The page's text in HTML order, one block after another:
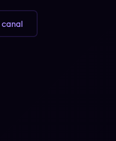
canal